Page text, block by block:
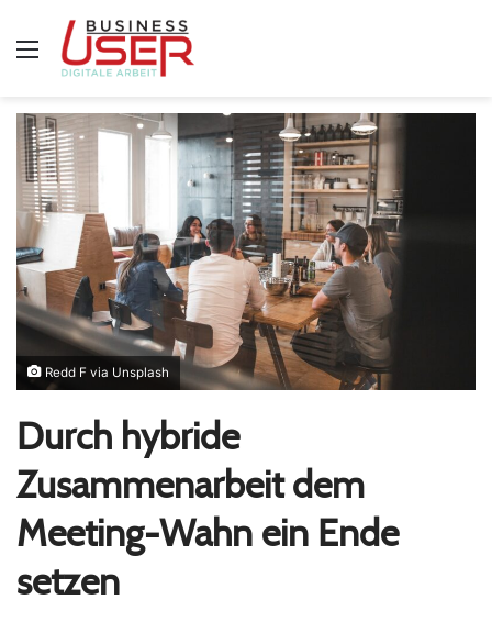
Menü
Redd F via Unsplash
Durch hybride
Zusammenarbeit dem
Meeting-Wahn ein Ende
setzen